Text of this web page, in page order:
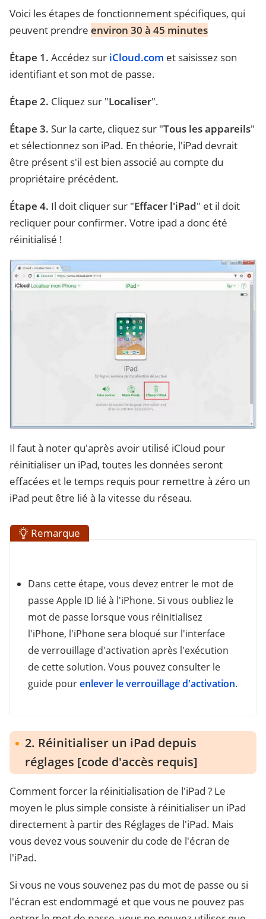
Voici les étapes de fonctionnement spécifiques, qui
peuvent prendre environ 30 à 45 minutes
Étape 1. Accédez sur iCloud.com et saisissez son
identifiant et son mot de passe.
Étape 2. Cliquez sur "Localiser".
Étape 3. Sur la carte, cliquez sur "Tous les appareils"
et sélectionnez son iPad. En théorie, l'iPad devrait
être présent s'il est bien associé au compte du
propriétaire précédent.
Étape 4. Il doit cliquer sur "Effacer l'iPad" et il doit
recliquer pour confirmer. Votre ipad a donc été
réinitialisé !
Il faut à noter qu'après avoir utilisé iCloud pour
réinitialiser un iPad, toutes les données seront
effacées et le temps requis pour remettre à zéro un
iPad peut être lié à la vitesse du réseau.
Remarque
Dans cette étape, vous devez entrer le mot de
passe Apple ID lié à l'iPhone. Si vous oubliez le
mot de passe lorsque vous réinitialisez
l'iPhone, l'iPhone sera bloqué sur l'interface
de verrouillage d'activation après l'exécution
de cette solution. Vous pouvez consulter le
guide pourenlever le verrouillage d'activation.
2. Réinitialiser un iPad depuis
réglages [code d'accès requis]
Comment forcer la réinitialisation de l'iPad ? Le
moyen le plus simple consiste à réinitialiser un iPad
directement à partir des Réglages de l'iPad. Mais
vous devez vous souvenir du code de l'écran de
l'iPad.
Si vous ne vous souvenez pas du mot de passe ou si
l'écran est endommagé et que vous ne pouvez pas